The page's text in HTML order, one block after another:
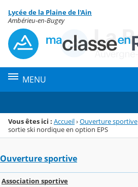
Menu de la rubrique
Contenu
Lycée de la Plaine de l'Ain
Ambérieu-en-Bugey
MENU
Vous êtes ici : Accueil›Ouverture sportive
sortie ski nordique en option EPS
Ouverture sportive
Association sportive